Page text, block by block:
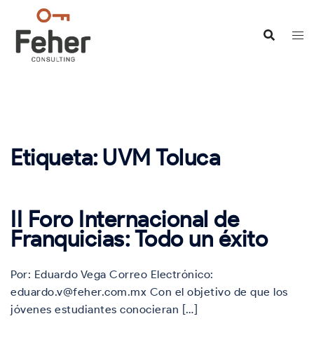
contenido
Etiqueta:UVM Toluca
II Foro Internacional de
Franquicias: Todo un éxito
Por: Eduardo Vega Correo Electrónico:
eduardo.v@feher.com.mx Con el objetivo de que los
jóvenes estudiantes conocieran […]